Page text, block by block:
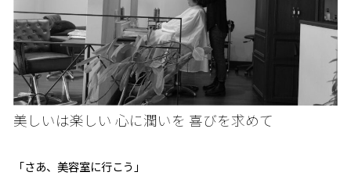
美しいは楽しい 心に潤いを 喜びを求めて
「さあ、美容室に行こう」